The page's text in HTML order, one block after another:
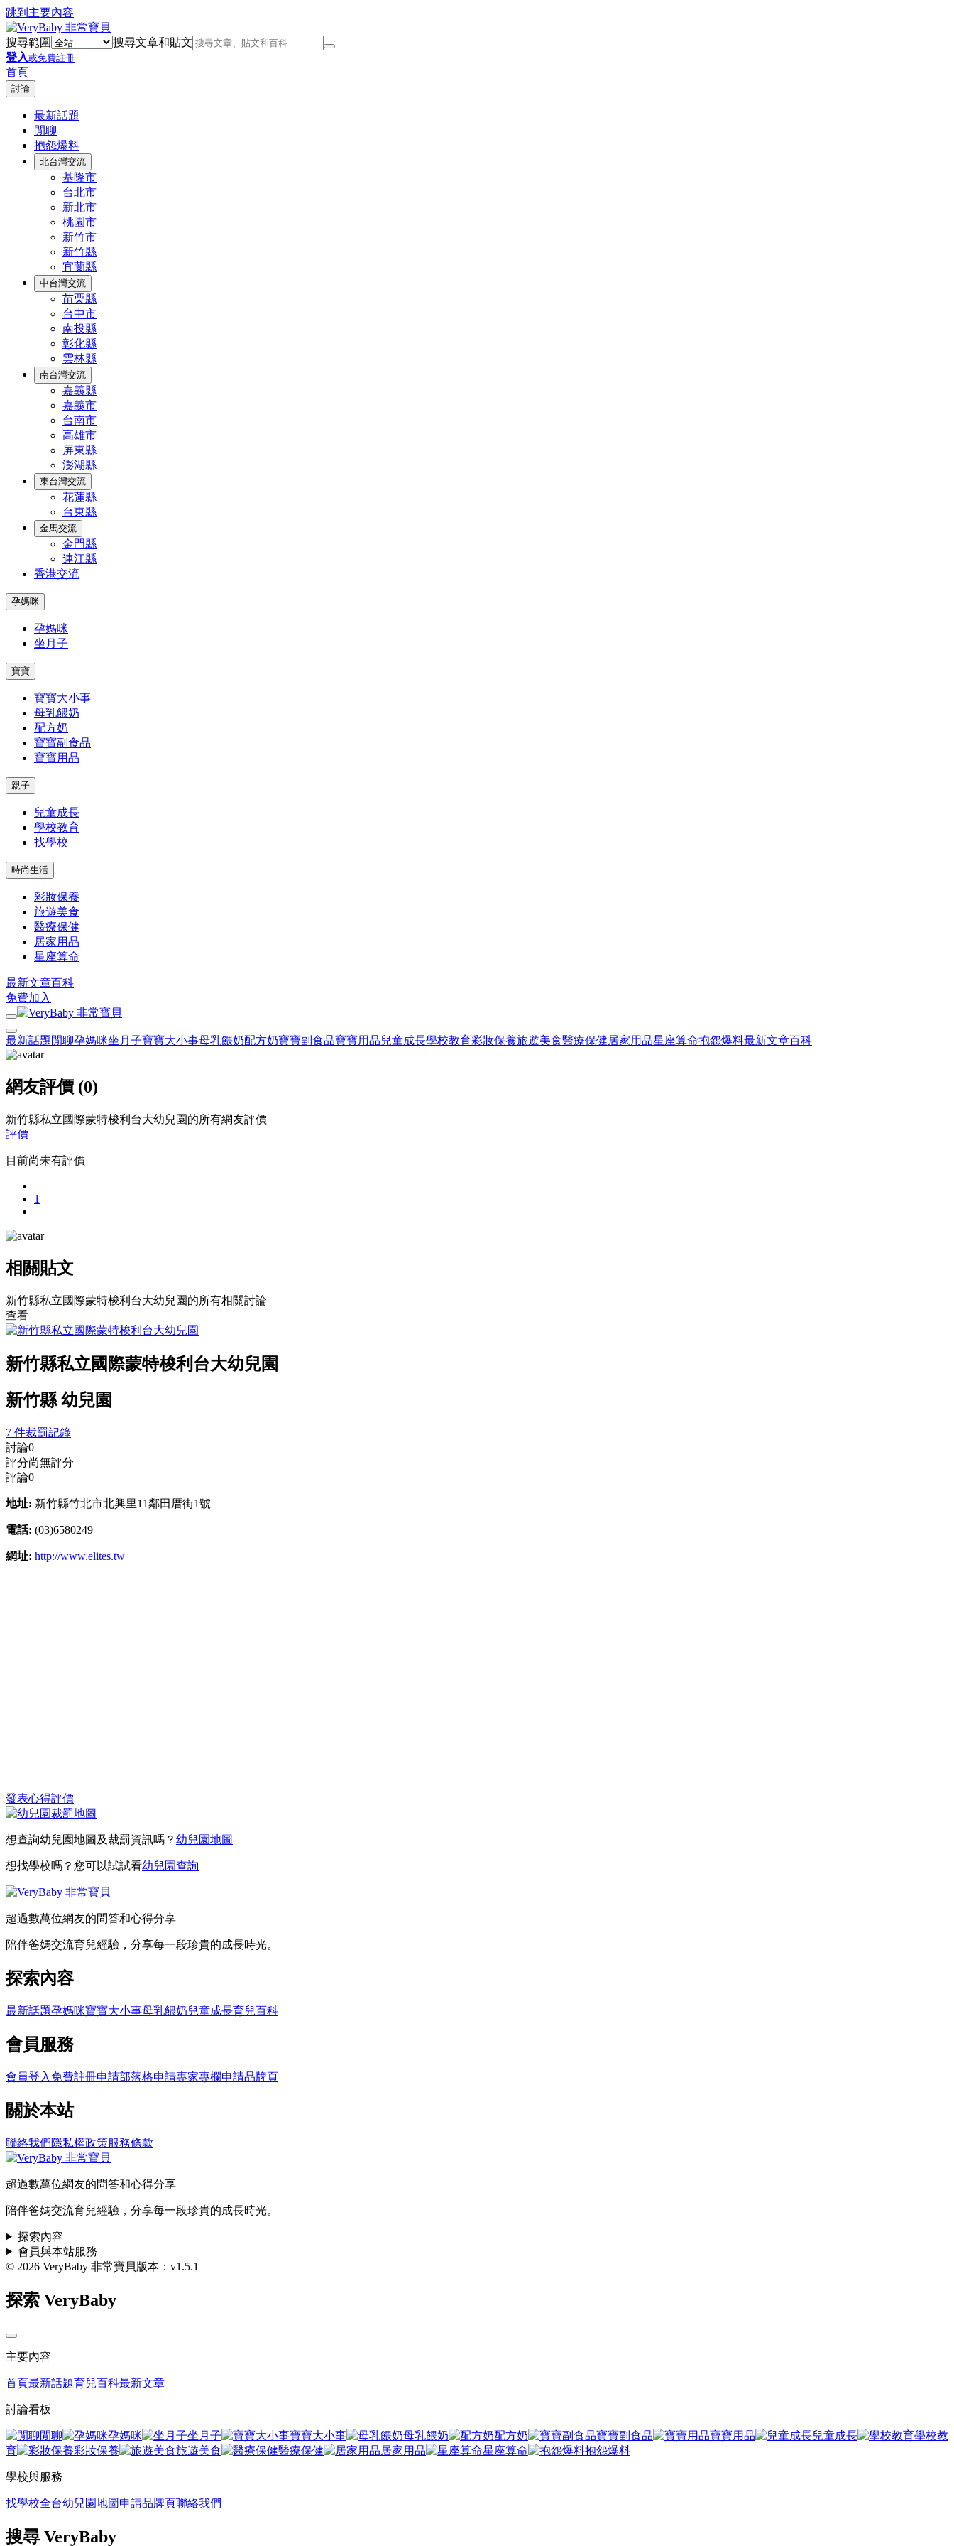
跳到主要內容
搜尋範圍
搜尋文章和貼文
登入或免費註冊
首頁
討論
最新話題
閒聊
抱怨爆料
北台灣交流
基隆市
台北市
新北市
桃園市
新竹市
新竹縣
宜蘭縣
中台灣交流
苗栗縣
台中市
南投縣
彰化縣
雲林縣
南台灣交流
嘉義縣
嘉義市
台南市
高雄市
屏東縣
澎湖縣
東台灣交流
花蓮縣
台東縣
金馬交流
金門縣
連江縣
香港交流
孕媽咪
孕媽咪
坐月子
寶寶
寶寶大小事
母乳餵奶
配方奶
寶寶副食品
寶寶用品
親子
兒童成長
學校教育
找學校
時尚生活
彩妝保養
旅遊美食
醫療保健
居家用品
星座算命
最新文章百科
免費加入
最新話題 閒聊孕媽咪坐月子寶寶大小事母乳餵奶配方奶寶寶副食品寶寶用品兒童成長學校教育彩妝保養旅遊美食醫療保健居家用品星座算命抱怨爆料最新文章百科
網友評價 (0)
新竹縣私立國際蒙特梭利台大幼兒園的所有網友評價
評價
目前尚未有評價
1
相關貼文
新竹縣私立國際蒙特梭利台大幼兒園的所有相關討論
查看
新竹縣私立國際蒙特梭利台大幼兒園
新竹縣 幼兒園
7 件裁罰記錄
討論0
評分尚無評分
評論0
地址: 新竹縣竹北市北興里11鄰田厝街1號
電話: (03)6580249
網址: http://www.elites.tw
發表心得評價
想查詢幼兒園地圖及裁罰資訊嗎？ 幼兒園地圖
想找學校嗎？您可以試試看幼兒園查詢
超過數萬位網友的問答和心得分享
陪伴爸媽交流育兒經驗，分享每一段珍貴的成長時光。
探索內容
最新話題孕媽咪寶寶大小事母乳餵奶兒童成長育兒百科
會員服務
會員登入 免費註冊申請部落格申請專家專欄申請品牌頁
關於本站
聯絡我們 隱私權政策服務條款
超過數萬位網友的問答和心得分享
陪伴爸媽交流育兒經驗，分享每一段珍貴的成長時光。
探索內容
會員與本站服務
© 2026 VeryBaby 非常寶貝版本：v1.5.1
探索 VeryBaby
主要內容
首頁最新話題育兒百科最新文章
討論看板
閒聊 孕媽咪 坐月子 寶寶大小事 母乳餵奶 配方奶 寶寶副食品 寶寶用品 兒童成長
學校教
育
彩妝保養 旅遊美食 醫療保健 居家用品 星座算命 抱怨爆料
學校與服務
找學校全台幼兒園地圖 申請品牌頁聯絡我們
搜尋 VeryBaby